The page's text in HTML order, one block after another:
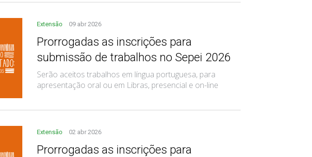
Extensão 09 abr 2026
Prorrogadas as inscrições para
submissão de trabalhos no Sepei 2026
Serão aceitos trabalhos em língua portuguesa, para
apresentação oral ou em Libras, presencial e on-line
Extensão 02 abr 2026
Prorrogadas as inscrições para